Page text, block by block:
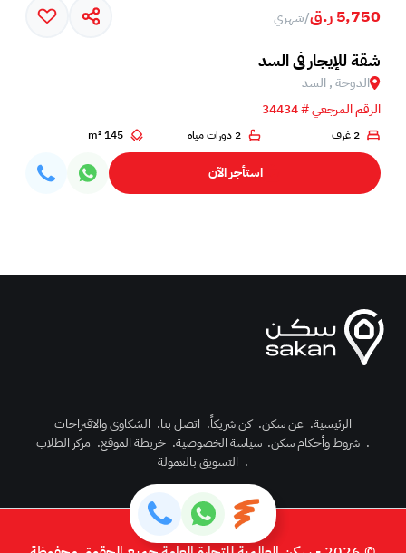
5,750 ر.ق /شهري
شقة للإيجار في السد
الدوحة , السد
الرقم المرجعي # 34434
2 غرف 2 دورات مياه 145 m²
استأجر الآن
الرئيسية. عن سكن. كن شريكاً. اتصل بنا. الشكاوي والاقتراحات
. شروط وأحكام سكن. سياسة الخصوصية. خريطة الموقع. مركز الطلاب
. التسويق بالعمولة